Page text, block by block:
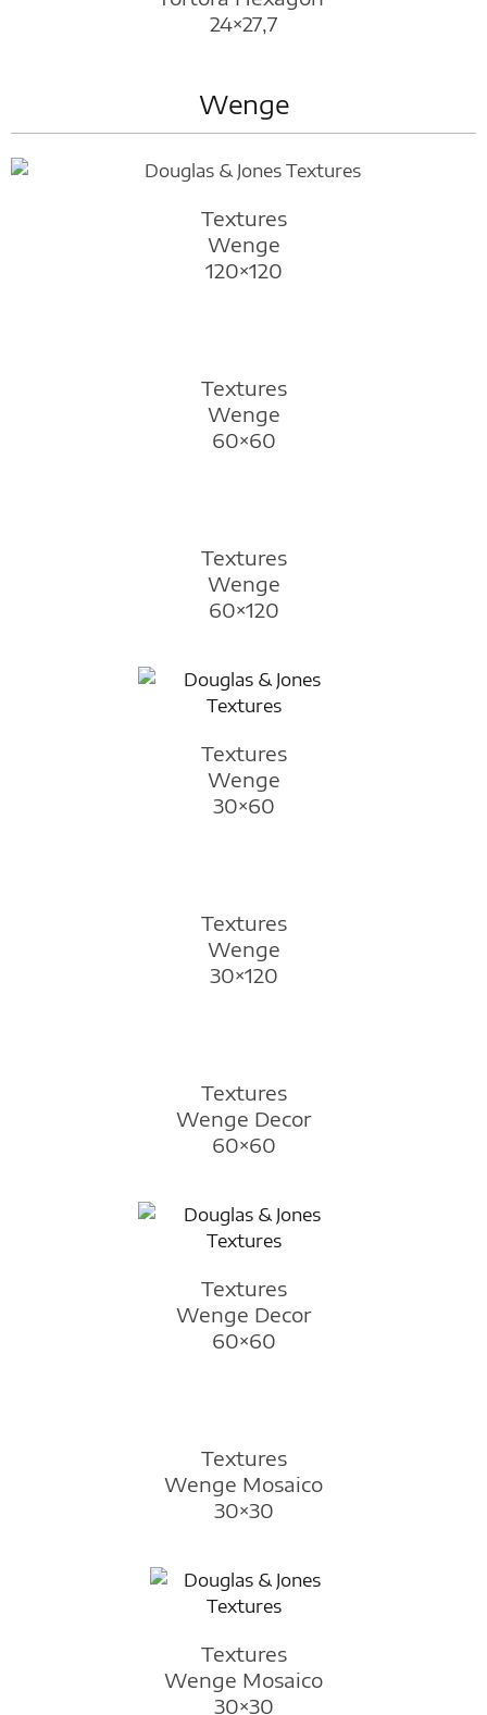
24×27,7
Wenge
Textures
Wenge
120×120
Textures
Wenge
60×60
Textures
Wenge
60×120
Textures
Wenge
30×60
Textures
Wenge
30×120
Textures
Wenge Decor
60×60
Textures
Wenge Decor
60×60
Textures
Wenge Mosaico
30×30
Textures
Wenge Mosaico
30×30